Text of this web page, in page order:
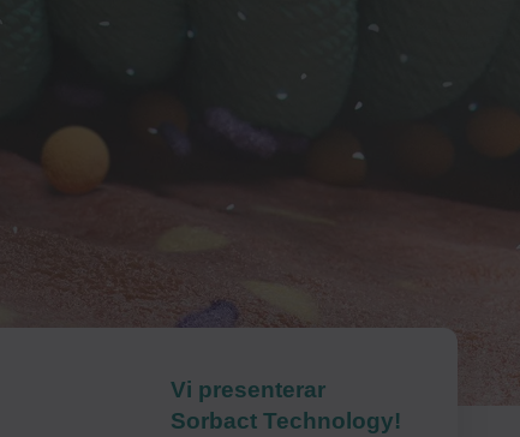
Vi presenterar
Sorbact Technology!
(Öppnas i ny flik)